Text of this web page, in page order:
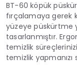
BT-60 köpük
fırçalamaya gerek
yüzeye püskürtme
tasarlanmıştır.
temizlik
temizlik yapmanızı